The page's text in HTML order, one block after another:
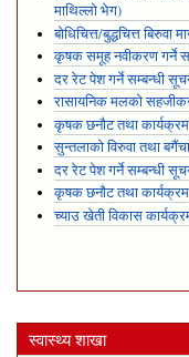
माथिल्लो भेग)
बोधिचित्त/बुद्धचित्त बिरुवा
कृषक समूह नवीकरण गर्ने
दर रेट पेश गर्ने सम्बन्धी
रासायनिक मलको
कृषक छनौट तथा कार्यक्रम
सुन्तलाको विरुवा तथा
दर रेट पेश गर्ने सम्बन्धी
कृषक छनौट तथा कार्यक्रम
च्याउ खेती विकास
स्वास्थ्य शाखा